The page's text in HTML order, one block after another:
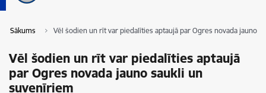
Sākums Vēl šodien un rīt var piedalīties aptaujā par Ogres novada jauno
Vēl šodien un rīt var piedalīties aptaujā
par Ogres novada jauno saukli un
suvenīriem